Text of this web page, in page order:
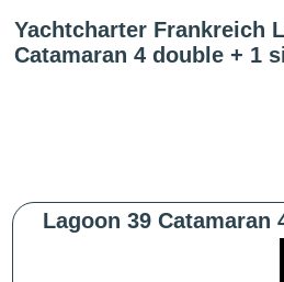
Yachtcharter Frankreich
Catamaran 4 double + 1
Lagoon 39